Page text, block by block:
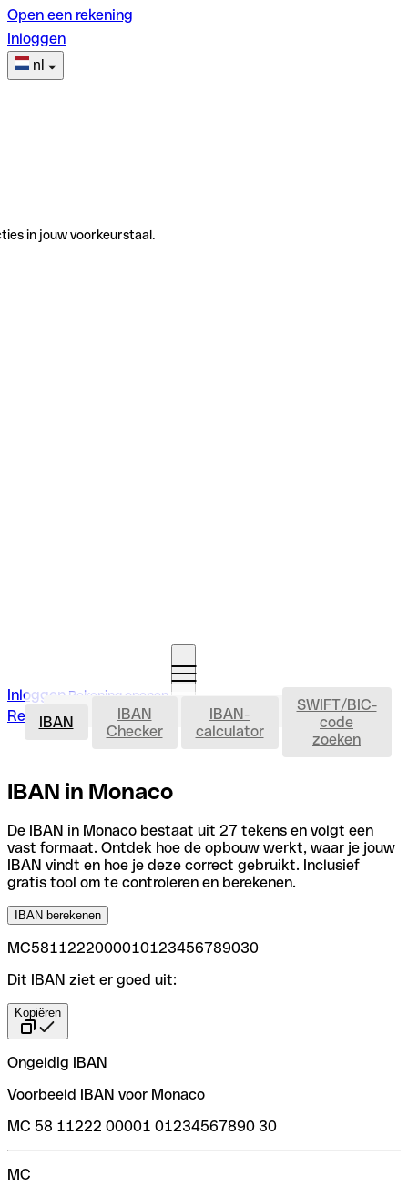
Open een rekening
Inloggen
nl
in jouw voorkeurstaal.
Inloggen Rekening openen
Rekening openen IBAN
IBAN
IBAN
Checker
IBAN-
calculator
SWIFT/BIC-
code
zoeken
IBAN in Monaco
De IBAN in Monaco bestaat uit 27 tekens en volgt een
vast formaat. Ontdek hoe de opbouw werkt, waar je jouw
IBAN vindt en hoe je deze correct gebruikt. Inclusief
gratis tool om te controleren en berekenen.
IBAN berekenen
MC5811222000010123456789030
Dit IBAN ziet er goed uit:
Kopiëren
Ongeldig IBAN
Voorbeeld IBAN voor Monaco
MC 58 11222 00001 01234567890 30
MC